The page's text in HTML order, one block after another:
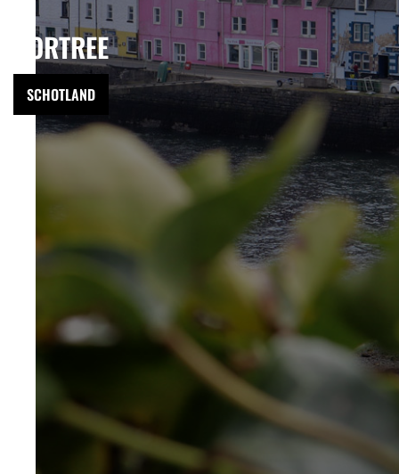
PORTREE
SCHOTLAND